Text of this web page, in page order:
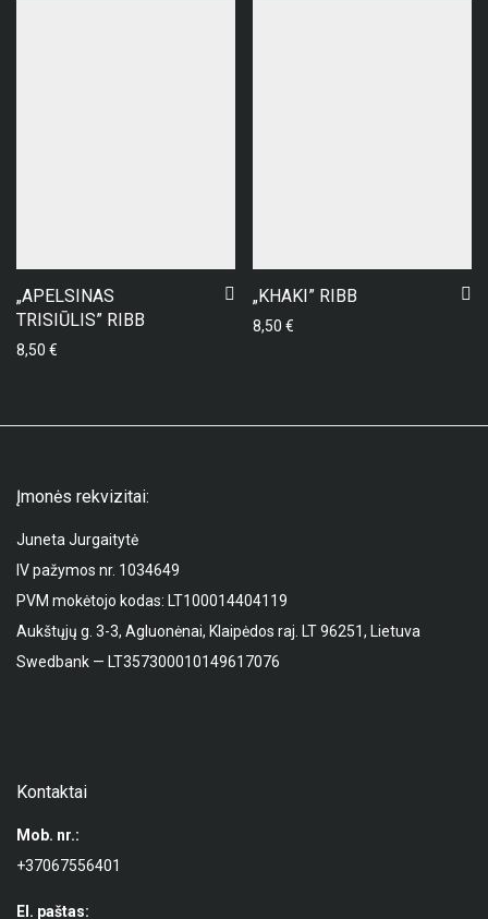
„APELSINAS
TRISIŪLIS” RIBB
8,50 €
„KHAKI” RIBB
8,50 €
Įmonės rekvizitai:
Juneta Jurgaitytė
IV pažymos nr. 1034649
PVM mokėtojo kodas: LT100014404119
Aukštųjų g. 3-3, Agluonėnai, Klaipėdos raj. LT 96251, Lietuva
Swedbank — LT357300010149617076
Kontaktai
Mob. nr.:
+37067556401
El. paštas: